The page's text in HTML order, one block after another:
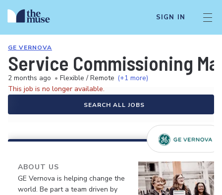
SIGN IN
GE VERNOVA
Service Commissioning
2 months ago • Flexible / Remote (+1 more)
This job is no longer available.
SEARCH ALL JOBS
ABOUT US
GE Vernova is helping change the
world. Be part a team driven by